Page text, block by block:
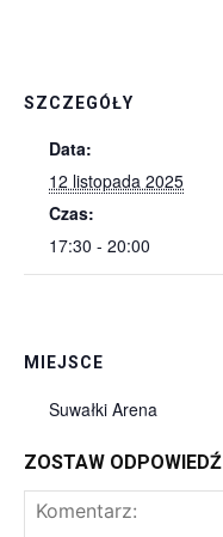
SZCZEGÓŁY
Data:
12 listopada 2025
Czas:
17:30 - 20:00
MIEJSCE
Suwałki Arena
ZOSTAW ODPOWIEDŹ